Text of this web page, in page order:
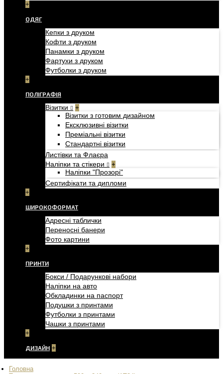
+
ОДЯГ
Кепки з друком
Кофти з друком
Панамки з друком
Фартухи з друком
Футболки з друком
+
ПОЛІГРАФІЯ
Візитки +
Візитки з готовим дизайном
Ексклюзивні візитки
Преміальні візитки
Стандартні візитки
Листівки та Флаєра
Наліпки та стікери
+
Наліпки "Прозорі"
Сертифікати та дипломи
+
ШИРОКОФОРМАТ
Адресні таблички
Переносні банери
Фото картини
+
ПРИНТИ
Бокси / Подарункові набори
Наліпки на авто
Обкладинки на паспорт
Подушки з принтами
Футболки з принтами
Чашки з принтами
+
ДИЗАЙН +
Головна